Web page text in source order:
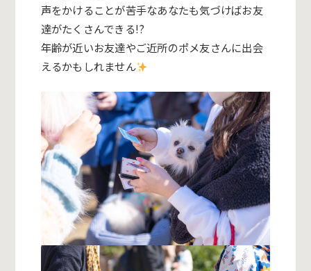
声をかけることが苦手なあなたも気づけばお友
達がたくさんできる!?
年齢が近いお友達やご近所のポメ友さんに出会
えるかもしれません